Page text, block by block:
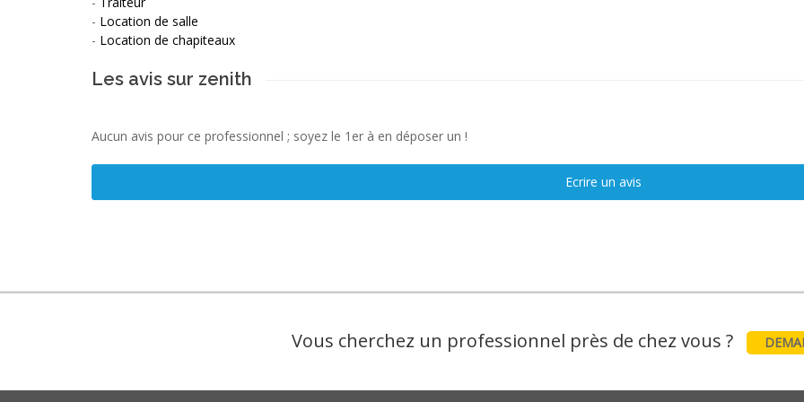
- Location de salle
- Location de chapiteaux
Les avis sur zenith
Aucun avis pour ce professionnel ; soyez le 1er à en déposer un !
Ecrire un avis
Vous cherchez un professionnel près de chez vous ?